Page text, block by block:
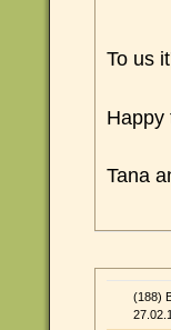
To us
Happy
Tana
(188)